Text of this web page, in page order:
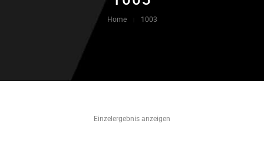
Home 1003
Einzelergebnis anzeigen